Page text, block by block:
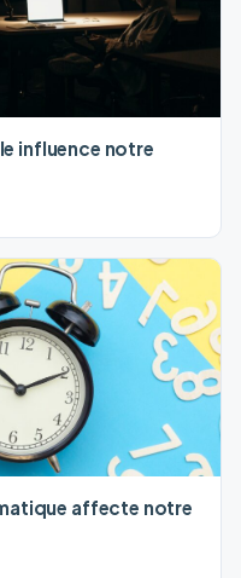
influence notre
affecte notre